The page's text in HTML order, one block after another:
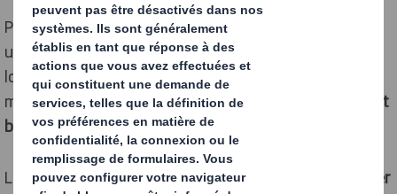
Pour les industriels, la question de continuer ou non à
utiliser le plastique semble ne plus être d’actualité, les
lois et les consommateurs ont tranché à leur place ;
même si, dans les faits, lasuppression du plastique est
bien plus complexe.
Les usagers sont chaque jour plus nombreux à
renoncer